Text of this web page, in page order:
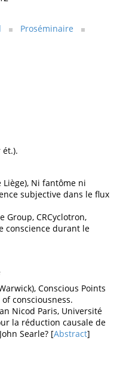
Proséminaire
ét.).
Liège), Ni fantôme ni
subjective dans le flux
Group, CRCyclotron,
conscience durant le
Conscious Points
consciousness.
Nicod Paris, Université
la réduction causale de
Searle? [Abstract]